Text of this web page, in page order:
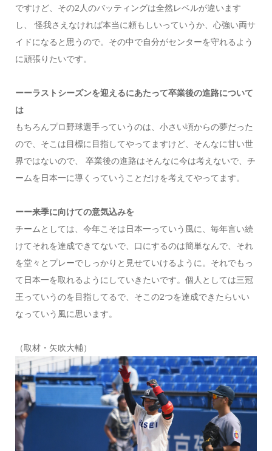
ですけど、その2人のバッティングは全然レベルが違います
し、 怪我さえなければ本当に頼もしいっていうか、心強い両サ
イドになると思うので。その中で自分がセンターを守れるよう
に頑張りたいです。
ーーラストシーズンを迎えるにあたって卒業後の進路について
は
もちろんプロ野球選手っていうのは、小さい頃からの夢だった
ので、そこは目標に目指してやってますけど、そんなに甘い世
界ではないので、 卒業後の進路はそんなに今は考えないで、チ
ームを日本一に導くっていうことだけを考えてやってます。
ーー来季に向けての意気込みを
チームとしては、今年こそは日本一っていう風に、毎年言い続
けてそれを達成できてないで、口にするのは簡単なんで、それ
を堂々とプレーでしっかりと見せていけるように。それでもっ
て日本一を取れるようにしていきたいです。個人としては三冠
王っていうのを目指してるで、そこの2つを達成できたらいい
なっていう風に思います。
（取材・矢吹大輔）